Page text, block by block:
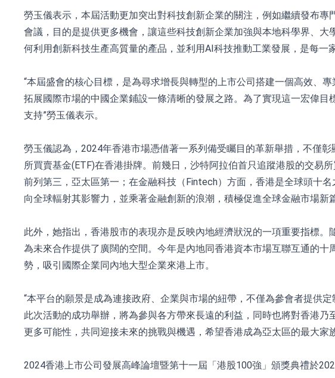
勞玉儀表示，本屆活動更加突出對科技創新企業的關注，例如繼續發布專
會議，目的是提供更多機會，讓這些科技創新企業加強與本地科學界、
何利用創新科技生產高質量的產品，並利用AI科技推動工業發展，是每一
“本屆盛會的核心目標，是為尋求增長與轉型的上市公司搭建一個高效、
拓展國際市場的中國企業鋪設一條清晰的發展之路。為了實現這一宏偉
支持”勞玉儀表示。
勞玉儀認為，2024年香港市場憑借著一系列備受矚目的革新舉措，不僅
所買賣基金(ETF)在香港掛牌。前幾日，沙特阿拉伯首只追蹤港股的交易
前列第三，亞太區第一；在金融科技（Fintech）方面，香港是全球頭十
向全球輻射其影響力，並乘著金融創新的浪潮，積極促進全球金融市場新
此外，她指出，香港股市的表現亦是反映內地經濟狀況的一項重要指標
為未來合作提供了廣闊的空間。今年是內地同香港資本市場互聯互通的
勢，吸引國際企業同內地大型企業來港上市。
“本平台的願景是成為連接政府、企業與市場的紐帶，不僅為參會者提供
此次活動的成功舉辦，將為參與各方帶來長遠的利益，同時也將對香港
更多可能性，共同迎接未來的挑戰與機遇，希望香港成為亞太區的最大家
2024香港上市公司發展高峰論壇暨第十一屆「港股100強」頒獎典禮於